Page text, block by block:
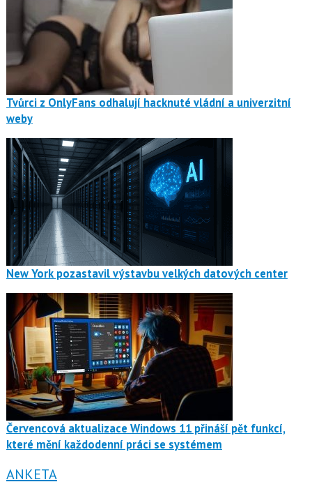
Tvůrci z OnlyFans odhalují hacknuté vládní a univerzitní
weby
New York pozastavil výstavbu velkých datových center
Červencová aktualizace Windows 11 přináší pět funkcí,
které mění každodenní práci se systémem
ANKETA